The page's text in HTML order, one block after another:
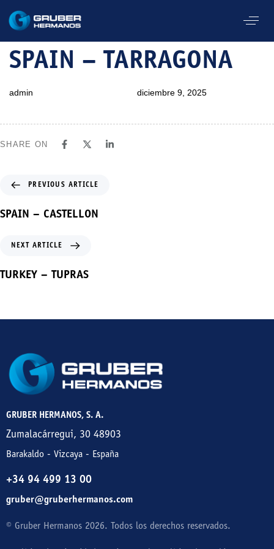
PUBLISHED
IN:
SPAIN – TARRAGONA
Author
admin
Published
on:
diciembre 9, 2025
SHARE ON
PREVIOUS ARTICLE
SPAIN – CASTELLON
NEXT ARTICLE
TURKEY – TUPRAS
GRUBER HERMANOS, S. A.
Zumalacárregui, 30 48903
Barakaldo - Vizcaya - España
+34 94 499 13 00
gruber@gruberhermanos.com
© Gruber Hermanos 2026. Todos los derechos reservados.